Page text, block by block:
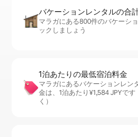
バケーションレ⁠ン⁠タ⁠ル⁠の合⁠
マラガにある800件のバケーシ
ックしましょう
1泊あたりの最⁠低⁠宿⁠泊⁠料⁠金
マラガにあるバケーションレン
金は、1泊あたり¥1,584 JPYで
く）